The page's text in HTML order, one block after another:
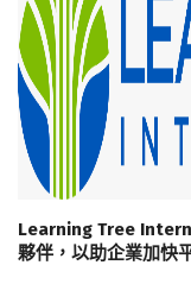
Learning Tree
夥伴，以助企業加快